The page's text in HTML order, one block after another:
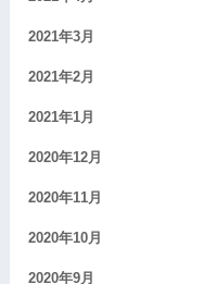
2021年3月
2021年2月
2021年1月
2020年12月
2020年11月
2020年10月
2020年9月